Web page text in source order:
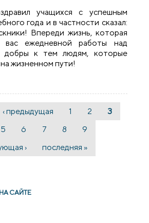
учащихся с успешным
года и в частности сказал:
Впереди жизнь, которая
вас ежедневной работы над
добры к тем людям, которые
жизненном пути!
участие в торжественной
‹ предыдущая 1 2
3
5 6 7 8
9
›
последняя »
САЙТЕ